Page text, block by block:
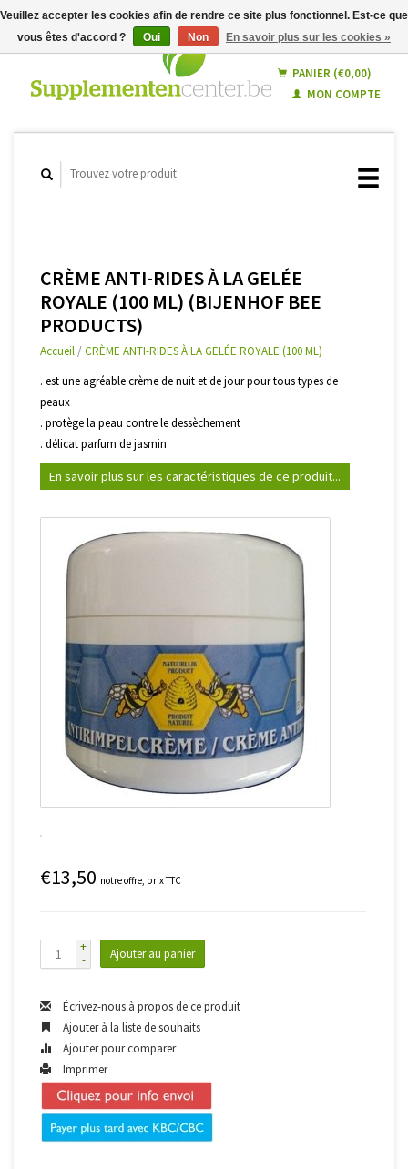
Français
PANIER (€0,00)
MON COMPTE
CRÈME ANTI-RIDES À LA GELÉE
ROYALE (100 ML) (BIJENHOF BEE
PRODUCTS)
Accueil /CRÈME ANTI-RIDES À LA GELÉE ROYALE (100 ML)
. est une agréable crème de nuit et de jour pour tous types de
peaux
. protège la peau contre le dessèchement
. délicat parfum de jasmin
En savoir plus sur les caractéristiques de ce produit...
€13,50 notre offre, prix TTC
+
-
Ajouter au panier
Écrivez-nous à propos de ce produit
Ajouter à la liste de souhaits
Ajouter pour comparer
Imprimer
Veuillez accepter les cookies afin de rendre ce site plus fonctionnel. Est-ce que
vous êtes d'accord ?
Oui Non En savoir plus sur les cookies »